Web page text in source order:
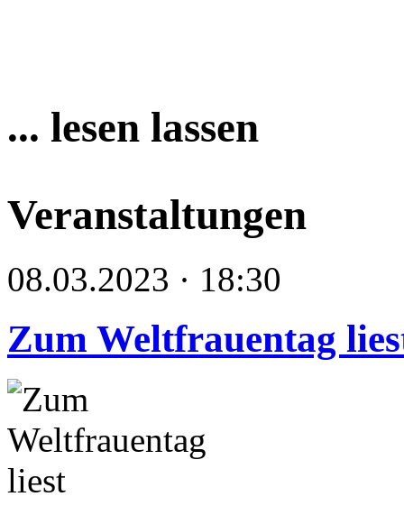
... lesen lassen
Veranstaltungen
08.03.2023 · 18:30
Zum Weltfrauentag